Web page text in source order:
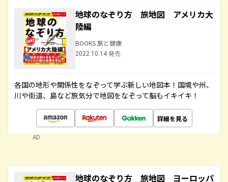
地球のなぞり方 旅地図 アメリカ大
陸編
BOOKS 旅と健康
2022.10.14 発売
各国の地形や関係性をなぞって学ぶ新しい地図本！国境や州、
川や街道、島など旅気分で地図をなぞって脳もイキイキ！
詳細を見る
AD
地球のなぞり方 旅地図 ヨーロッパ